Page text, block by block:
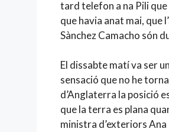
tard telefon a na Pili
que havia anat mai, que
Sànchez Camacho són
El dissabte matí va ser
sensació que no he
d’Anglaterra la posició
que la terra es plana
ministra d’exteriors